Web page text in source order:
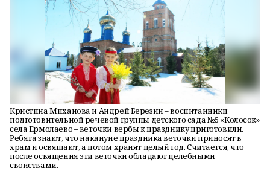
Кристина Миханова и Андрей Березин – воспитанники
подготовительной речевой группы детского сада №5 «Колосок»
села Ермолаево – веточки вербы к празднику приготовили.
Ребята знают, что накануне праздника веточки приносят в
храм и освящают, а потом хранят целый год. Считается, что
после освящения эти веточки обладают целебными
свойствами.